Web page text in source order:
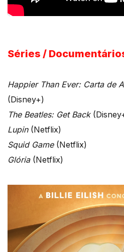
Séries /
Happier Than Ever: Carta de
(Disney+)
The Beatles: Get Back
Lupin(Netflix)
Squid Game(Netflix)
Glória(Netflix)